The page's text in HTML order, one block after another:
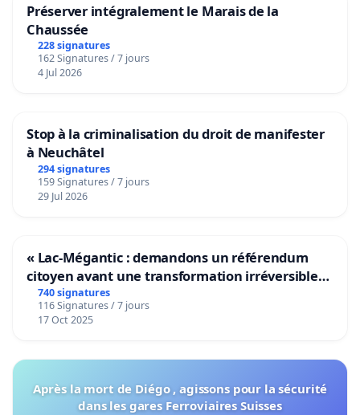
Préserver intégralement le Marais de la
Chaussée
228 signatures
162 Signatures / 7 jours
4 Jul 2026
Stop à la criminalisation du droit de manifester
à Neuchâtel
294 signatures
159 Signatures / 7 jours
29 Jul 2026
« Lac-Mégantic : demandons un référendum
citoyen avant une transformation irréversible
de notre territoire »
740 signatures
116 Signatures / 7 jours
17 Oct 2025
Après la mort de Diégo , agissons pour la sécurité
dans les gares Ferroviaires Suisses